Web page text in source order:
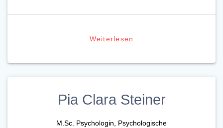
Weiterlesen
Pia Clara Steiner
M.Sc. Psychologin, Psychologische